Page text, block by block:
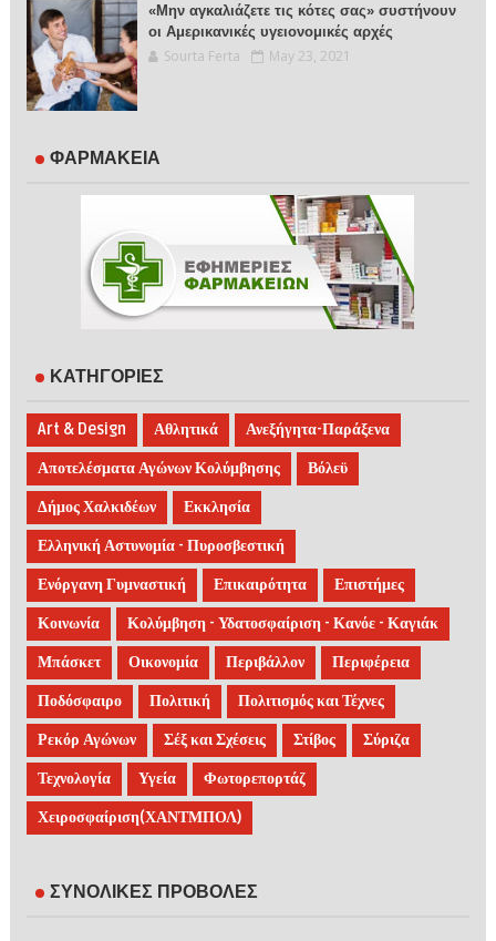
«Μην αγκαλιάζετε τις κότες σας» συστήνουν
οι Αμερικανικές υγειονομικές αρχές
Sourta Ferta May 23, 2021
ΦΑΡΜΑΚΕΙΑ
ΚΑΤΗΓΟΡΙΕΣ
Art & Design Αθλητικά Ανεξήγητα-Παράξενα
Αποτελέσματα Αγώνων Κολύμβησης Βόλεϋ
Δήμος Χαλκιδέων Εκκλησία
Ελληνική Αστυνομία - Πυροσβεστική
Ενόργανη Γυμναστική Επικαιρότητα Επιστήμες
Κοινωνία Κολύμβηση - Υδατοσφαίριση - Κανόε - Καγιάκ
Μπάσκετ Οικονομία Περιβάλλον Περιφέρεια
Ποδόσφαιρο Πολιτική Πολιτισμός και Τέχνες
Ρεκόρ Αγώνων Σέξ και Σχέσεις Στίβος Σύριζα
Τεχνολογία Υγεία Φωτορεπορτάζ
Χειροσφαίριση(ΧΑΝΤΜΠΟΛ)
ΣΥΝΟΛΙΚΕΣ ΠΡΟΒΟΛΕΣ